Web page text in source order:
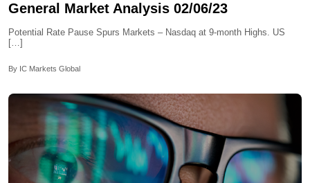
General Market Analysis 02/06/23
Potential Rate Pause Spurs Markets – Nasdaq at 9-month Highs. US
[…]
By IC Markets Global